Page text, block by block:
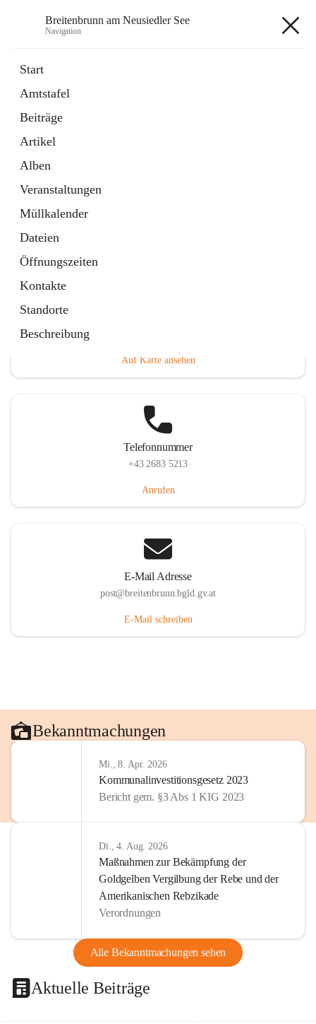
Breitenbrunn am Neusiedler See
Navigation
Start
Amtstafel
Beiträge
Artikel
Alben
Veranstaltungen
Müllkalender
Dateien
Öffnungszeiten
Kontakte
Standorte
Beschreibung
18 Schnellzugriffe
Gemeindeservice
Auf Karte ansehen
Telefonnummer
+43 2683 5213
Anrufen
E-Mail Adresse
post@breitenbrunn.bgld.gv.at
E-Mail schreiben
Bekanntmachungen
Mi., 8. Apr. 2026
Kommunalinvestitionsgesetz 2023
Bericht gem. §3 Abs 1 KIG 2023
Di., 4. Aug. 2026
Maßnahmen zur Bekämpfung der
Goldgelben Vergilbung der Rebe und der
Amerikanischen Rebzikade
Verordnungen
Alle Bekanntmachungen sehen
Aktuelle Beiträge